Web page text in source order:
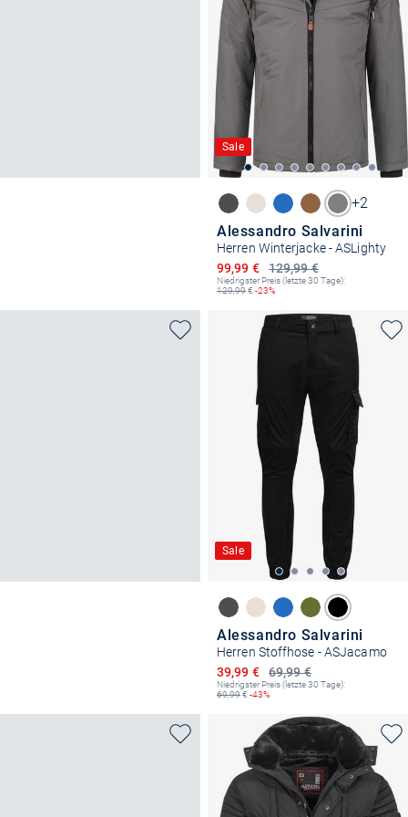
Sale
+2
Alessandro Salvarini
Herren Winterjacke - ASLighty
129,99 €
Ermäßigter Preis
99,99 €
Niedrigster Preis (letzte 30 Tage):
129,99€ -23%
Sale
Alessandro Salvarini
Herren Stoffhose - ASJacamo
69,99 €
Ermäßigter Preis
39,99 €
Niedrigster Preis (letzte 30 Tage):
69,99€ -43%